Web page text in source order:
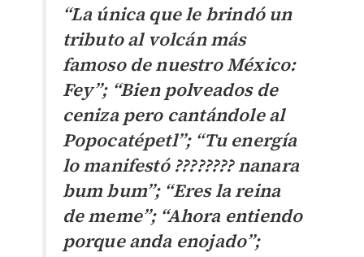
“La única que le brindó un
tributo al volcán más
famoso de nuestro México:
Fey”; “Bien polveados de
ceniza pero cantándole al
Popocatépetl”; “Tu energía
lo manifestó ???????? nanara
bum bum”; “Eres la reina
de meme”; “Ahora entiendo
porque anda enojado”;